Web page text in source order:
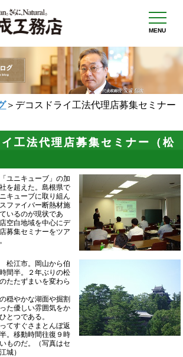
MENU
＞デコスドライ工法代理店募集セミナー
工法代理店募集セミナー（松
ユニキューブ」の加
を超えた。島根県で
キューブに取り組ん
ファイバー断熱材施
いるのが現状であ
空白地域を中心にデ
募集セミナーをツア
江市。岡山から伯
間半。２年ぶりの松
たたずまいを変わら
穏やかな湖面や掘割
た優しい雰囲気をか
とつである。
てすぐさまとんぼ返
。移動時間往復９時
ものだ。（写真はセ
城）